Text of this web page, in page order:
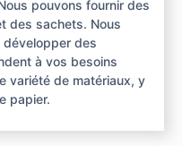
pouvons fournir des
des sachets. Nous
développer des
à vos besoins
variété de matériaux, y
papier.